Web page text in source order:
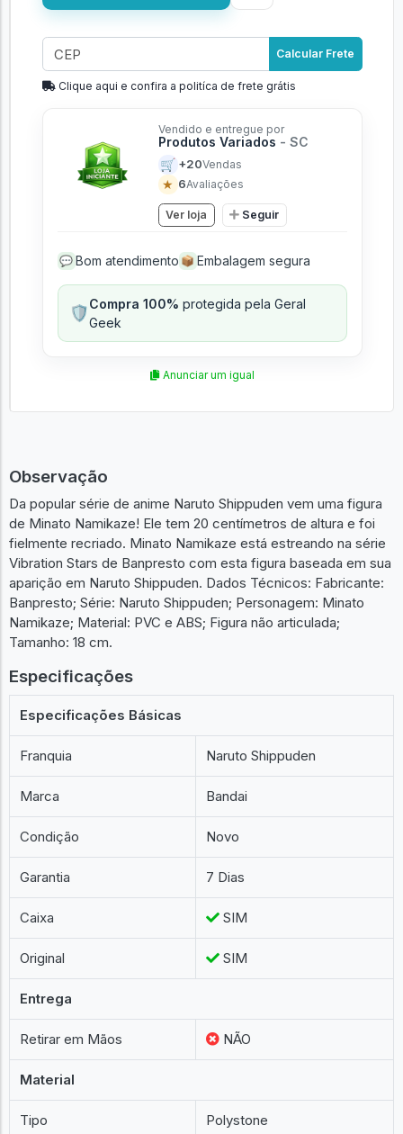
Calcular Frete
Clique aqui e confira a politíca de frete grátis
Vendido e entregue por
Produtos Variados - SC
🛒
+20 Vendas
★ 6Avaliações
Ver loja Seguir
💬Bom atendimento 📦Embalagem segura
🛡️ Compra 100% protegida pela Geral
Geek
Anunciar um igual
Observação
Da popular série de anime Naruto Shippuden vem uma figura
de Minato Namikaze! Ele tem 20 centímetros de altura e foi
fielmente recriado. Minato Namikaze está estreando na série
Vibration Stars de Banpresto com esta figura baseada em sua
aparição em Naruto Shippuden. Dados Técnicos: Fabricante:
Banpresto; Série: Naruto Shippuden; Personagem: Minato
Namikaze; Material: PVC e ABS; Figura não articulada;
Tamanho: 18 cm.
Especificações
Especificações Básicas
Franquia Naruto Shippuden
Marca Bandai
Condição Novo
Garantia 7 Dias
Caixa SIM
Original SIM
Entrega
Retirar em Mãos NÃO
Material
Tipo Polystone